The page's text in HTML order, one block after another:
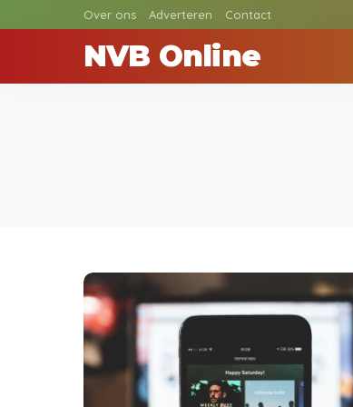
Over ons Adverteren Contact
NVB Online